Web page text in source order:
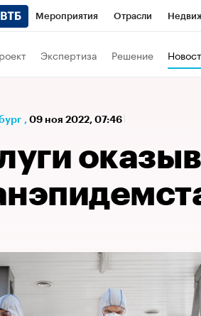
Мероприятия Отрасли
Экспертиза Решение
, 09 ноя 2022, 07:46